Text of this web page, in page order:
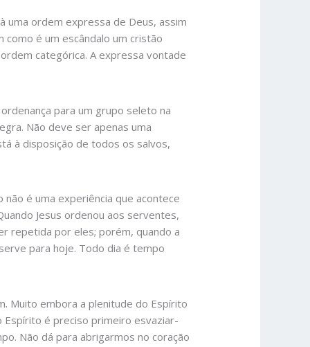
uma ordem expressa de Deus, assim
é um escândalo um cristão
categórica. A expressa vontade
para um grupo seleto na
Não deve ser apenas uma
à disposição de todos os salvos,
é uma experiência que acontece
Jesus ordenou aos serventes,
repetida por eles; porém, quando a
para hoje. Todo dia é tempo
Muito embora a plenitude do Espírito
Espírito é preciso primeiro esvaziar-
Não dá para abrigarmos no coração